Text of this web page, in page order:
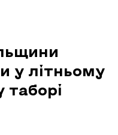
у літньому
таборі